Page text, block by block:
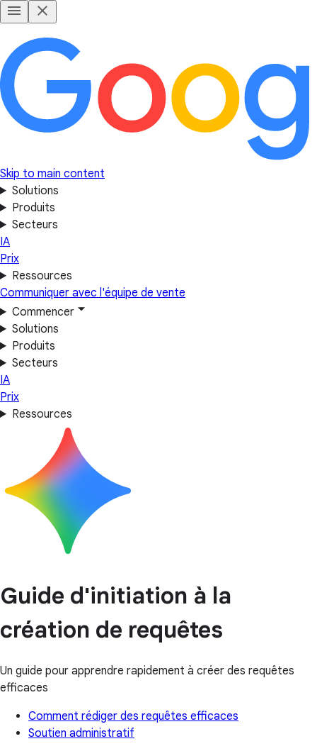
Skip to main content
Solutions
Produits
Secteurs
IA
Prix
Ressources
Communiquer avec l'équipe de vente
Commencer
Solutions
Produits
Secteurs
IA
Prix
Ressources
Guide d'initiation à la
création de requêtes
Un guide pour apprendre rapidement à créer des requêtes
efficaces
Comment rédiger des requêtes efficaces
Soutien administratif